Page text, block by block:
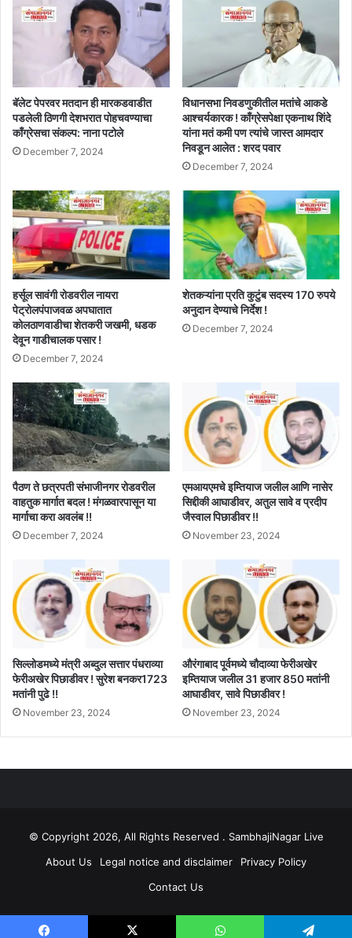
बॅलेट पेपरवर मतदान ही मारकडवाडीत
पडलेली ठिणगी देशभरात पोहचवण्याचा
काँग्रेसचा संकल्प: नाना पटोले
December 7, 2024
विधानसभा निवडणुकीतील मतांचे आकडे
आश्चर्यकारक ! काँग्रेसपेक्षा एकनाथ शिंदे
यांना मतं कमी पण त्यांचे जास्त आमदार
निवडून आलेत : शरद पवार
December 7, 2024
हर्सूल सावंगी रोडवरील नायरा
पेट्रोलपंपाजवळ अपघातात
कोलठाणवाडीचा शेतकरी जखमी, धडक
देवून गाडीचालक पसार !
December 7, 2024
शेतकऱ्यांना प्रति कुटुंब सदस्य 170 रुपये
अनुदान देण्याचे निर्देश !
December 7, 2024
पैठण ते छत्रपती संभाजीनगर रोडवरील
वाहतुक मार्गात बदल ! मंगळवारपासून या
मार्गाचा करा अवलंब !!
December 7, 2024
एमआयएमचे इम्तियाज जलील आणि नासेर
सिद्दीकी आघाडीवर, अतुल सावे व प्रदीप
जैस्वाल पिछाडीवर !!
November 23, 2024
सिल्लोडमध्ये मंत्री अब्दुल सत्तार पंधराव्या
फेरीअखेर पिछाडीवर ! सुरेश बनकर1723
मतांनी पुढे !!
November 23, 2024
औरंगाबाद पूर्वमध्ये चौदाव्या फेरीअखेर
इम्तियाज जलील 31 हजार 850 मतांनी
आघाडीवर, सावे पिछाडीवर !
November 23, 2024
© Copyright 2026, All Rights Reserved . SambhajiNagar Live
About Us
Legal notice and disclaimer
Privacy Policy
Contact Us